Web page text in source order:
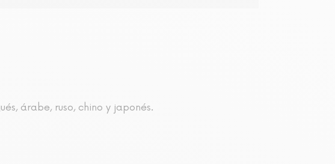
árabe, ruso, chino y japonés.